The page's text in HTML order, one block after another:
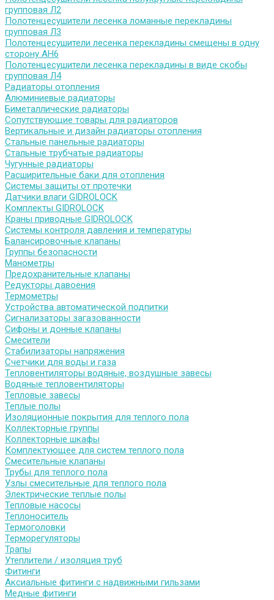
групповая Л2
Полотенцесушители лесенка ломанные перекладины
групповая Л3
Полотенцесушители лесенка перекладины смещены в одну
сторону АН6
Полотенцесушители лесенка перекладины в виде скобы
групповая Л4
Радиаторы отопления
Алюминиевые радиаторы
Биметаллические радиаторы
Сопутствующие товары для радиаторов
Вертикальные и дизайн радиаторы отопления
Стальные панельные радиаторы
Стальные трубчатые радиаторы
Чугунные радиаторы
Расширительные баки для отопления
Системы защиты от протечки
Датчики влаги GIDROLOCK
Комплекты GIDROLOCK
Краны приводные GIDROLOCK
Системы контроля давления и температуры
Балансировочные клапаны
Группы безопасности
Манометры
Предохранительные клапаны
Редукторы давоения
Термометры
Устройства автоматической подпитки
Сигнализаторы загазованности
Сифоны и донные клапаны
Смесители
Стабилизаторы напряжения
Счетчики для воды и газа
Тепловентиляторы водяные, воздушные завесы
Водяные тепловентиляторы
Тепловые завесы
Теплые полы
Изоляционные покрытия для теплого пола
Коллекторные группы
Коллекторные шкафы
Комплектующее для систем теплого пола
Смесительные клапаны
Трубы для теплого пола
Узлы смесительные для теплого пола
Электрические теплые полы
Тепловые насосы
Теплоноситель
Термоголовки
Терморегуляторы
Трапы
Утеплители / изоляция труб
Фитинги
Аксиальные фитинги с надвижными гильзами
Медные фитинги